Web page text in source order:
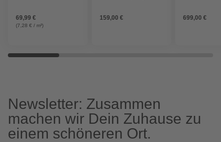
69,99 €
(7,28 € / m²)
159,00 € 699,00 €
Newsletter: Zusammen
machen wir Dein Zuhause zu
einem schöneren Ort.